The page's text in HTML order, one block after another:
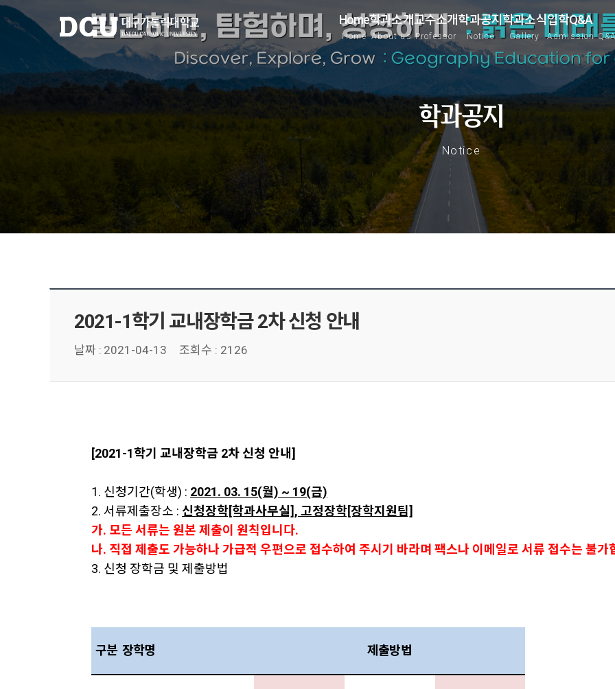
Home
Home
학과소개
About us
교수소개
Professor
학과공지
Notice
학과소식
Gallery
입학Q&A
Admission
학과공지
Notice
2021-1학기 교내장학금 2차 신청 안내
날짜 : 2021-04-13 조회수 : 2126
[2021-1학기 교내장학금 2차 신청 안내]
1. 신청기간(학생) : 2021. 03. 15(월) ~ 19(금)
2. 서류제출장소 : 신청장학[학과사무실], 고정장학[장학지원팀]
가. 모든 서류는 원본 제출이 원칙입니다.
나. 직접 제출도 가능하나 가급적 우편으로 접수하여 주시기 바라며 팩스나 이메일로 서류 접수는 불가
3. 신청 장학금 및 제출방법
구분 장학명 제출방법